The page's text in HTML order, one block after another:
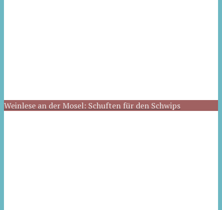
Weinlese an der Mosel: Schuften für den Schwips